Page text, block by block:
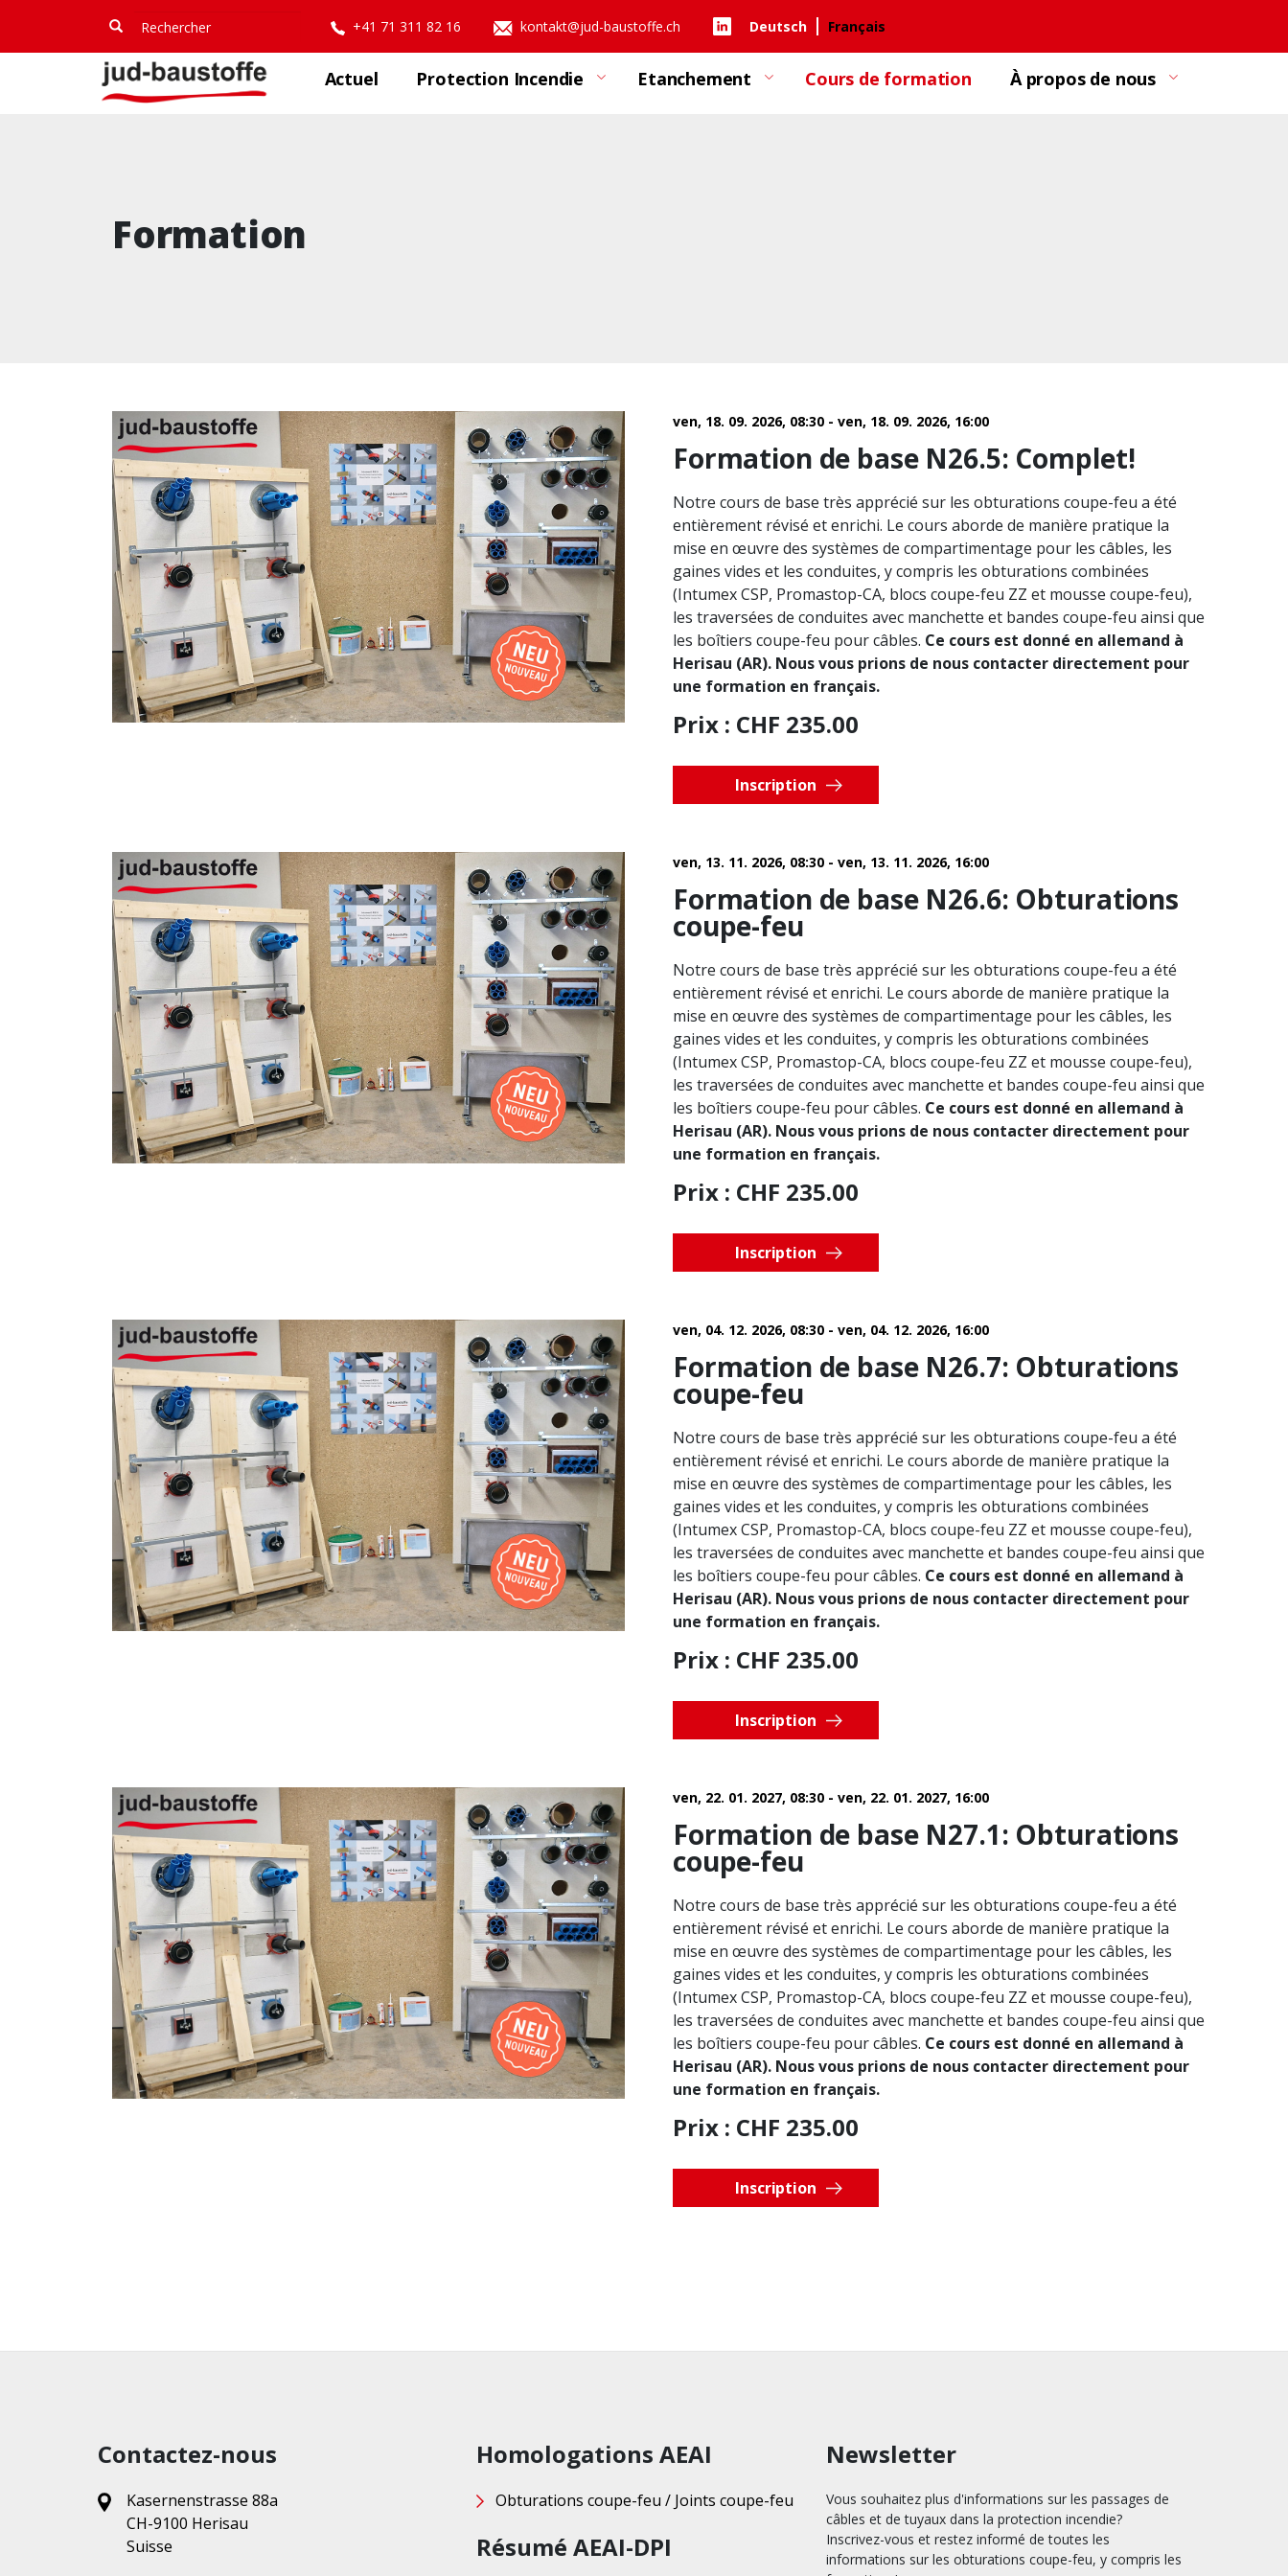
contenu
Rechercher
Rechercher +41 71 311 82 16 kontakt@jud-baustoffe.ch Deutsch Français
Actuel Protection Incendie Etanchement Cours de formation À propos de nous
Formation
ven, 18. 09. 2026, 08:30 - ven, 18. 09. 2026, 16:00
Formation de base N26.5: Complet!
Notre cours de base très apprécié sur les obturations coupe-feu a été
entièrement révisé et enrichi. Le cours aborde de manière pratique la
mise en œuvre des systèmes de compartimentage pour les câbles, les
gaines vides et les conduites, y compris les obturations combinées
(Intumex CSP, Promastop-CA, blocs coupe-feu ZZ et mousse coupe-feu),
les traversées de conduites avec manchette et bandes coupe-feu ainsi que
les boîtiers coupe-feu pour câbles. Ce cours est donné en allemand à
Herisau (AR). Nous vous prions de nous contacter directement pour
une formation en français.
Prix ​​: CHF 235.00
Inscription
ven, 13. 11. 2026, 08:30 - ven, 13. 11. 2026, 16:00
Formation de base N26.6: Obturations
coupe-feu
Notre cours de base très apprécié sur les obturations coupe-feu a été
entièrement révisé et enrichi. Le cours aborde de manière pratique la
mise en œuvre des systèmes de compartimentage pour les câbles, les
gaines vides et les conduites, y compris les obturations combinées
(Intumex CSP, Promastop-CA, blocs coupe-feu ZZ et mousse coupe-feu),
les traversées de conduites avec manchette et bandes coupe-feu ainsi que
les boîtiers coupe-feu pour câbles. Ce cours est donné en allemand à
Herisau (AR). Nous vous prions de nous contacter directement pour
une formation en français.
Prix ​​: CHF 235.00
Inscription
ven, 04. 12. 2026, 08:30 - ven, 04. 12. 2026, 16:00
Formation de base N26.7: Obturations
coupe-feu
Notre cours de base très apprécié sur les obturations coupe-feu a été
entièrement révisé et enrichi. Le cours aborde de manière pratique la
mise en œuvre des systèmes de compartimentage pour les câbles, les
gaines vides et les conduites, y compris les obturations combinées
(Intumex CSP, Promastop-CA, blocs coupe-feu ZZ et mousse coupe-feu),
les traversées de conduites avec manchette et bandes coupe-feu ainsi que
les boîtiers coupe-feu pour câbles. Ce cours est donné en allemand à
Herisau (AR). Nous vous prions de nous contacter directement pour
une formation en français.
Prix ​​: CHF 235.00
Inscription
ven, 22. 01. 2027, 08:30 - ven, 22. 01. 2027, 16:00
Formation de base N27.1: Obturations
coupe-feu
Notre cours de base très apprécié sur les obturations coupe-feu a été
entièrement révisé et enrichi. Le cours aborde de manière pratique la
mise en œuvre des systèmes de compartimentage pour les câbles, les
gaines vides et les conduites, y compris les obturations combinées
(Intumex CSP, Promastop-CA, blocs coupe-feu ZZ et mousse coupe-feu),
les traversées de conduites avec manchette et bandes coupe-feu ainsi que
les boîtiers coupe-feu pour câbles. Ce cours est donné en allemand à
Herisau (AR). Nous vous prions de nous contacter directement pour
une formation en français.
Prix ​​: CHF 235.00
Inscription
Contactez-nous
Kasernenstrasse 88a
CH-9100 Herisau
Suisse
Homologations AEAI
Obturations coupe-feu / Joints coupe-feu
Résumé AEAI-DPI
Newsletter
Vous souhaitez plus d'informations sur les passages de
câbles et de tuyaux dans la protection incendie?
Inscrivez-vous et restez informé de toutes les
informations sur les obturations coupe-feu, y compris les